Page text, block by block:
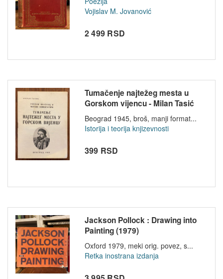
Vojislav M. Jovanović
2 499 RSD
Tumačenje najtežeg mesta u
Gorskom vijencu - Milan Tasić
Beograd 1945, broš, manji format...
Istorija i teorija knjizevnosti
399 RSD
Jackson Pollock : Drawing into
Painting (1979)
Oxford 1979, meki orig. povez, s...
Retka inostrana izdanja